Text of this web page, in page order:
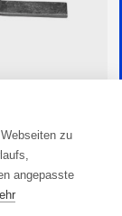
zu
angepasste